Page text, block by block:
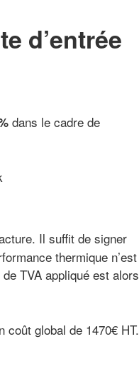
d’entrée
dans le cadre de
Il suffit de signer
thermique n’est
TVA appliqué est alors
coût global de 1470€ HT.